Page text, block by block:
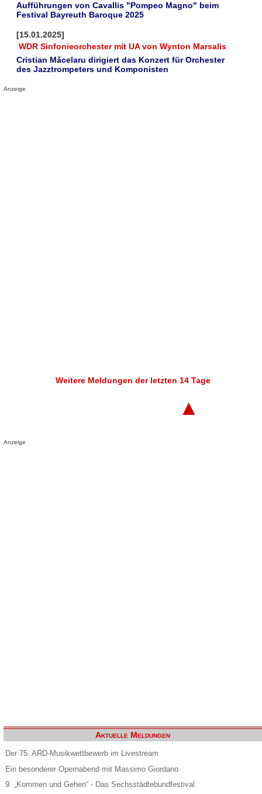
Aufführungen von Cavallis "Pompeo Magno" beim
Festival Bayreuth Baroque 2025
[15.01.2025]
WDR Sinfonieorchester mit UA von Wynton Marsalis
Cristian Măcelaru dirigiert das Konzert für Orchester
des Jazztrompeters und Komponisten
Anzeige
Weitere Meldungen der letzten 14 Tage
▲
Anzeige
Aktuelle Meldungen
Der 75. ARD-Musikwettbewerb im Livestream
Ein besonderer Opernabend mit Massimo Giordano
9. „Kommen und Gehen“ - Das Sechsstädtebundfestival